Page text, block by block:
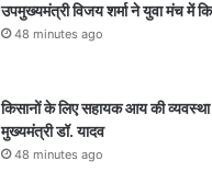
उपमुख्यमंत्री विजय शर्मा ने युवा मंच में
48 minutes ago
किसानों के लिए सहायक आय की व्यवस्था
मुख्यमंत्री डॉ. यादव
48 minutes ago